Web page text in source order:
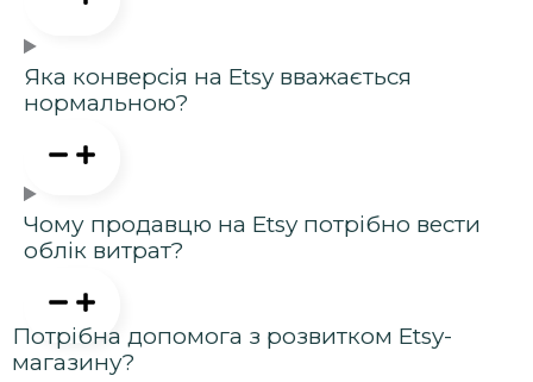
Яка конверсія на Etsy вважається
нормальною?
Чому продавцю на Etsy потрібно вести
облік витрат?
Потрібна допомога з розвитком Etsy-
магазину?